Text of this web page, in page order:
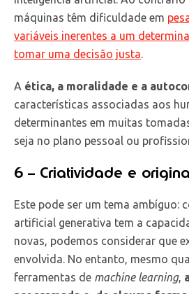
máquinas têm dificuldade em
variáveis inerentes a um
tomar uma decisão justa
A ética, a moralidade e a
características associadas aos
determinantes em muitas
seja no plano pessoal ou
6 – Criatividade e
Este pode ser um tema ambíguo:
artificial generativa tem a
novas, podemos considerar que
envolvida. No entanto, mesmo
ferramentas de machine learning,